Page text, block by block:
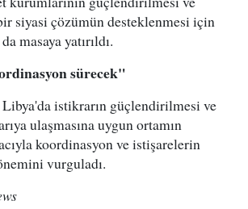
siyasi çözümün desteklenmesi için
masaya yatırıldı.
sürecek"
istikrarın güçlendirilmesi ve
ulaşmasına uygun ortamın
koordinasyon ve istişarelerin
vurguladı.